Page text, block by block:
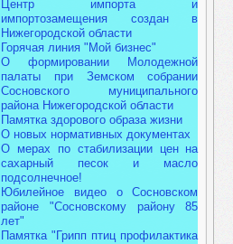
Центр импорта и
импортозамещения создан в
Нижегородской области
Горячая линия "Мой бизнес"
О формировании Молодежной
палаты при Земском собрании
Сосновского муниципального
района Нижегородской области
Памятка здорового образа жизни
О новых нормативных документах
О мерах по стабилизации цен на
сахарный песок и масло
подсолнечное!
Юбилейное видео о Сосновском
районе "Сосновскому району 85
лет"
Памятка "Грипп птиц профилактика